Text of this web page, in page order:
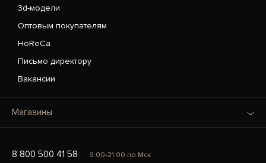
3d-модели
Оптовым покупателям
HoReCa
Письмо директору
Вакансии
Магазины
8 800 500 41 58 9:00-21:00 по Мск